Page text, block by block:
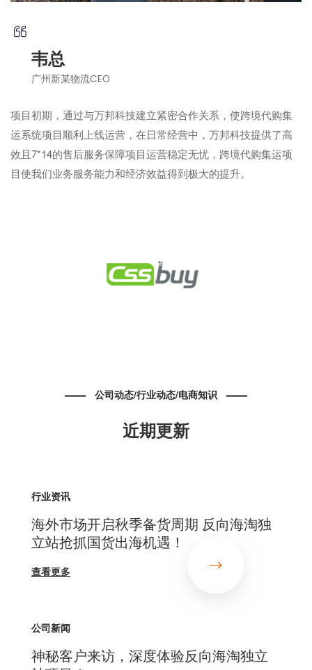
韦总
广州新某物流CEO
项目初期，通过与万邦科技建立紧密合作关系，使跨境代购集
运系统项目顺利上线运营，在日常经营中，万邦科技提供了高
效且7*14的售后服务保障项目运营稳定无忧，跨境代购集运项
目使我们业务服务能力和经济效益得到极大的提升。
公司动态/行业动态/电商知识
近期更新
行业资讯
海外市场开启秋季备货周期 反向海淘独
立站抢抓国货出海机遇！
查看更多
公司新闻
神秘客户来访，深度体验反向海淘独立